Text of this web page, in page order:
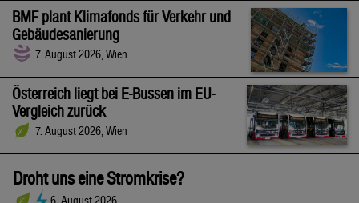
BMF plant Klimafonds für Verkehr und
Gebäudesanierung
7. August 2026, Wien
Österreich liegt bei E-Bussen im EU-
Vergleich zurück
7. August 2026, Wien
Droht uns eine Stromkrise?